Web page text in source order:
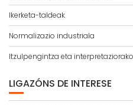
Ikerketa-taldeak
Normalizazio industriala
Itzulpengintza eta
LIGAZÓNS DE INTERESE